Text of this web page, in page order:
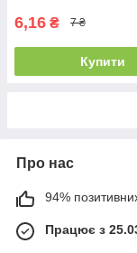
6,16 ₴ 7 ₴
Купити
Про нас
94%
Працює з